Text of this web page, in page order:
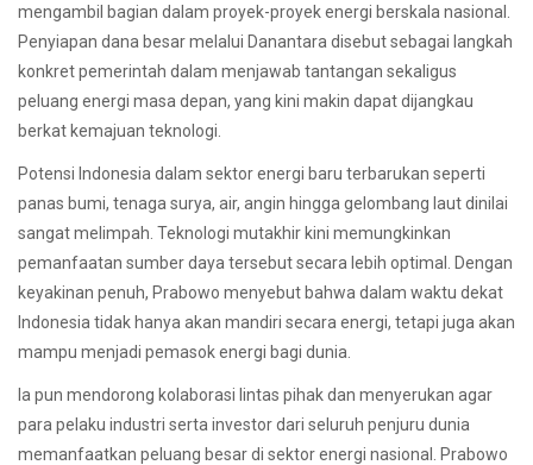
mengambil bagian dalam proyek-proyek energi berskala nasional.
Penyiapan dana besar melalui Danantara disebut sebagai langkah
konkret pemerintah dalam menjawab tantangan sekaligus
peluang energi masa depan, yang kini makin dapat dijangkau
berkat kemajuan teknologi.
Potensi Indonesia dalam sektor energi baru terbarukan seperti
panas bumi, tenaga surya, air, angin hingga gelombang laut dinilai
sangat melimpah. Teknologi mutakhir kini memungkinkan
pemanfaatan sumber daya tersebut secara lebih optimal. Dengan
keyakinan penuh, Prabowo menyebut bahwa dalam waktu dekat
Indonesia tidak hanya akan mandiri secara energi, tetapi juga akan
mampu menjadi pemasok energi bagi dunia.
Ia pun mendorong kolaborasi lintas pihak dan menyerukan agar
para pelaku industri serta investor dari seluruh penjuru dunia
memanfaatkan peluang besar di sektor energi nasional. Prabowo